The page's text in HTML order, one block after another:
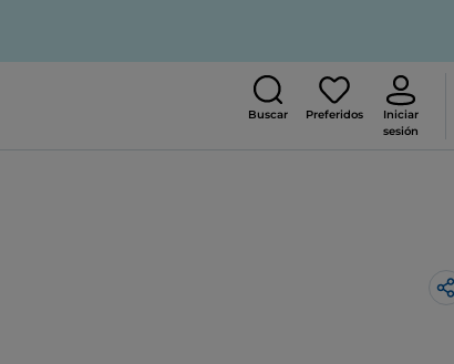
Buscar Preferidos
Iniciar
sesión